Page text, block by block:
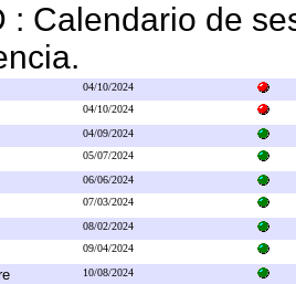
: Calendario de
04/10/2024
04/10/2024
04/09/2024
05/07/2024
06/06/2024
07/03/2024
08/02/2024
09/04/2024
10/08/2024